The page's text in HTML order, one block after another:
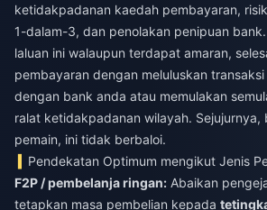
ketidakpadanan kaedah pembayaran,
1-dalam-3, dan penolakan penipuan
laluan ini walaupun terdapat amaran,
pembayaran dengan meluluskan
dengan bank anda atau memulakan
ralat ketidakpadanan wilayah. Sejujurnya,
pemain, ini tidak berbaloi.
Pendekatan Optimum mengikut Jenis
F2P / pembelanja ringan: Abaikan
tetapkan masa pembelian kepada